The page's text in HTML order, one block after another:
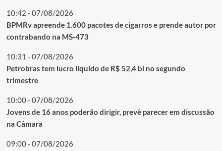
10:42 - 07/08/2026
BPMRv apreende 1.600 pacotes de cigarros e prende autor por
contrabando na MS-473
10:31 - 07/08/2026
Petrobras tem lucro líquido de R$ 52,4 bi no segundo
trimestre
10:00 - 07/08/2026
Jovens de 16 anos poderão dirigir, prevê parecer em discussão
na Câmara
09:00 - 07/08/2026